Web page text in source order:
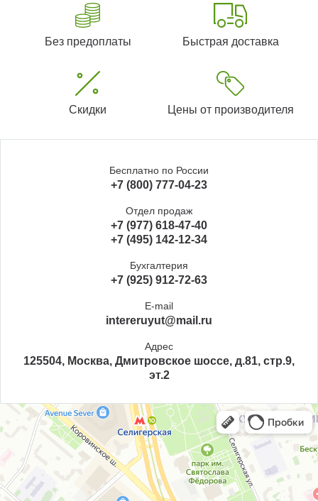
Без предоплаты Быстрая доставка
Скидки Цены от производителя
Бесплатно по России
+7 (800) 777-04-23
Отдел продаж
+7 (977) 618-47-40
+7 (495) 142-12-34
Бухгалтерия
+7 (925) 912-72-63
E-mail
intereruyut@mail.ru
Адрес
125504, Москва, Дмитровское шоссе, д.81, стр.9,
эт.2